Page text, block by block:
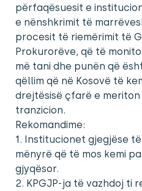
përfaqësuesit e
e nënshkrimit të
procesit të riemërimit të
Prokurorëve, që të
më tani dhe punën që
qëllim që në Kosovë të
drejtësisë çfarë e meriton
tranzicion.
Rekomandime:
1. Institucionet gjegjëse
mënyrë që të mos kemi
gjyqësor.
2. KPGJP-ja të vazhdoj ti